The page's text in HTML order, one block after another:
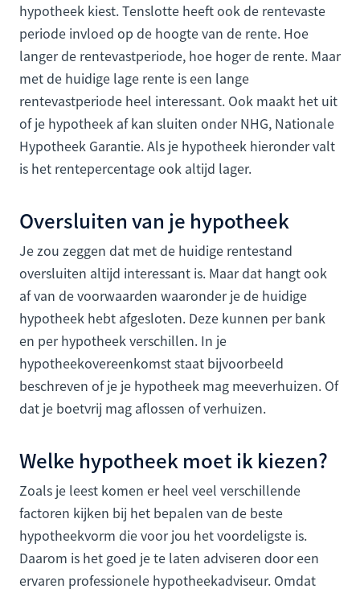
hypotheek kiest. Tenslotte heeft ook de rentevaste
periode invloed op de hoogte van de rente. Hoe
langer de rentevastperiode, hoe hoger de rente. Maar
met de huidige lage rente is een lange
rentevastperiode heel interessant. Ook maakt het uit
of je hypotheek af kan sluiten onder NHG, Nationale
Hypotheek Garantie. Als je hypotheek hieronder valt
is het rentepercentage ook altijd lager.
Oversluiten van je hypotheek
Je zou zeggen dat met de huidige rentestand
oversluiten altijd interessant is. Maar dat hangt ook
af van de voorwaarden waaronder je de huidige
hypotheek hebt afgesloten. Deze kunnen per bank
en per hypotheek verschillen. In je
hypotheekovereenkomst staat bijvoorbeeld
beschreven of je je hypotheek mag meeverhuizen. Of
dat je boetvrij mag aflossen of verhuizen.
Welke hypotheek moet ik kiezen?
Zoals je leest komen er heel veel verschillende
factoren kijken bij het bepalen van de beste
hypotheekvorm die voor jou het voordeligste is.
Daarom is het goed je te laten adviseren door een
ervaren professionele hypotheekadviseur. Omdat